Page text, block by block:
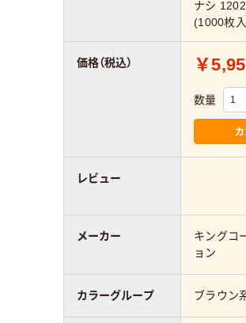
ナシ
(1000枚入
￥
数量
キングコ
ョン
ブラウン
価格（税込）
レビュー
メーカー
カラーグループ